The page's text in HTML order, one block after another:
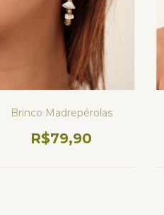
Brinco Madrepérolas
R$79,90